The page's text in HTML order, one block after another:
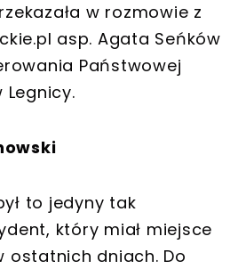
w rozmowie z
asp. Agata Seńków
Państwowej
Legnicy.
to jedyny tak
który miał miejsce
ostatnich dniach. Do